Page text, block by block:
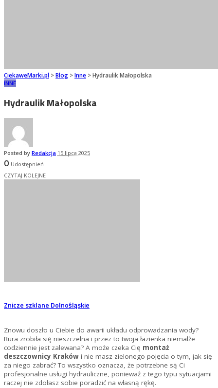
CiekaweMarki.pl >Blog >Inne >Hydraulik Małopolska
INNE
Hydraulik Małopolska
Posted by Redakcja 15 lipca 2025
0 Udostępnień
CZYTAJ KOLEJNE
Znicze szklane Dolnośląskie
Znowu doszło u Ciebie do awarii układu odprowadzania wody?
Rura zrobiła się nieszczelna i przez to twoja łazienka niemalże
codziennie jest zalewana? A może czeka Cię montaż
deszczownicy Kraków i nie masz zielonego pojęcia o tym, jak się
za niego zabrać? To wszystko oznacza, że potrzebne są Ci
profesjonalne usługi hydrauliczne, ponieważ z tego typu sytuacjami
raczej nie zdołasz sobie poradzić na własną rękę.